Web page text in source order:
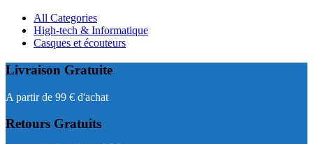
All Categories
High-tech & Informatique
Casques et écouteurs
Livraison Gratuite
A partir de 99 € d'achat
Retours Gratuits